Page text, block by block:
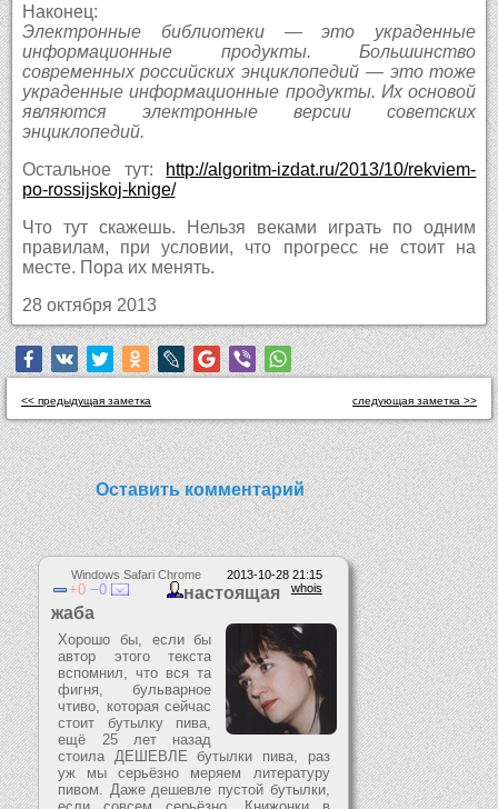
Наконец:
Электронные библиотеки — это украденные
информационные продукты. Большинство
современных российских энциклопедий — это тоже
украденные информационные продукты. Их основой
являются электронные версии советских
энциклопедий.
Остальное тут: http://algoritm-izdat.ru/2013/10/rekviem-
po-rossijskoj-knige/
Что тут скажешь. Нельзя веками играть по одним
правилам, при условии, что прогресс не стоит на
месте. Пора их менять.
28 октября 2013
<< предыдущая заметка следующая заметка >>
Оставить комментарий
2013-10-28 21:15
Windows Safari Chrome
whois
0 0
настоящая
жаба
Хорошо бы, если бы
автор этого текста
вспомнил, что вся та
фигня, бульварное
чтиво, которая сейчас
стоит бутылку пива,
ещё 25 лет назад
стоила ДЕШЕВЛЕ бутылки пива, раз
уж мы серьёзно меряем литературу
пивом. Даже дешевле пустой бутылки,